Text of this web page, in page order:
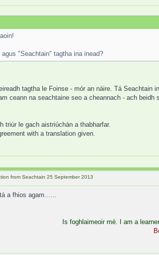
"Seachtain" tagtha ina inead?
tagtha le Foinse - mór an náire. Tá Seachtain
ceann na seachtaine seo a cheannach - ach
triúr le gach aistriúchán a thabharfar.
with a translation given.
from Seachtain 25 September 2013
a fhios agam......
Is foghlaimeoir mé. I am a